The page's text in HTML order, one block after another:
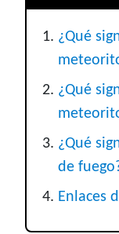
¿Qué
¿Qué
¿Qué
de
Enlaces